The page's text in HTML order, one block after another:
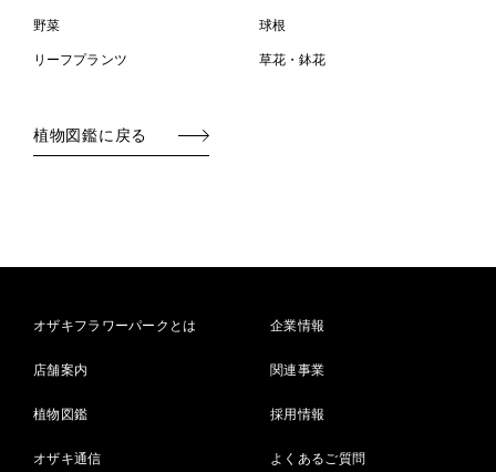
野菜 球根
リーフプランツ 草花・鉢花
植物図鑑に戻る
オザキフラワーパークとは
店舗案内
植物図鑑
オザキ通信
企業情報
関連事業
採用情報
よくあるご質問